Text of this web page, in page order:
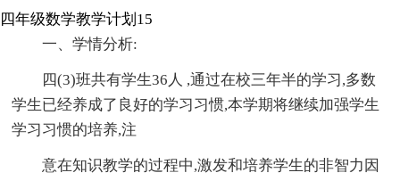
四年级数学教学计划15
一、学情分析:
四(3)班共有学生36人 ,通过在校三年半的学习,多数
学生已经养成了良好的学习习惯,本学期将继续加强学生
学习习惯的培养,注
意在知识教学的过程中,激发和培养学生的非智力因